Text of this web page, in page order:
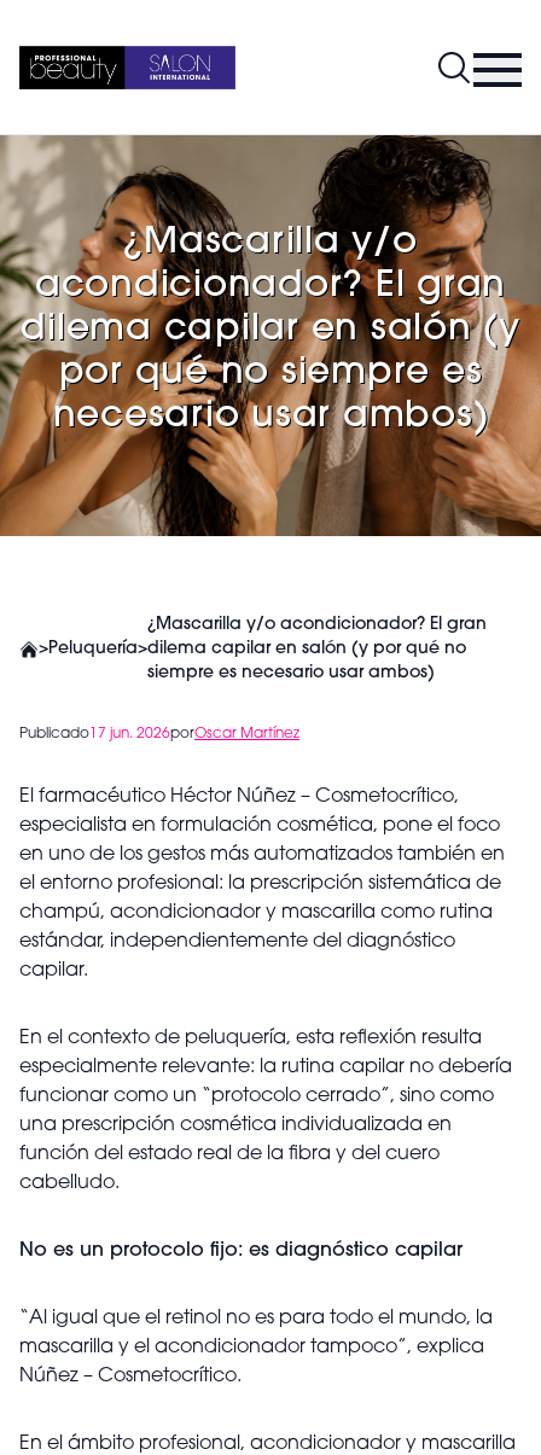
¿Mascarilla y/o
acondicionador? El gran
dilema capilar en salón (y
por qué no siempre es
necesario usar ambos)
>Peluquería>
¿Mascarilla y/o acondicionador? El gran
dilema capilar en salón (y por qué no
siempre es necesario usar ambos)
Publicado 17 jun. 2026porOscar Martínez
El farmacéutico Héctor Núñez – Cosmetocrítico,
especialista en formulación cosmética, pone el foco
en uno de los gestos más automatizados también en
el entorno profesional: la prescripción sistemática de
champú, acondicionador y mascarilla como rutina
estándar, independientemente del diagnóstico
capilar.
En el contexto de peluquería, esta reflexión resulta
especialmente relevante: la rutina capilar no debería
funcionar como un “protocolo cerrado”, sino como
una prescripción cosmética individualizada en
función del estado real de la fibra y del cuero
cabelludo.
No es un protocolo fijo: es diagnóstico capilar
“Al igual que el retinol no es para todo el mundo, la
mascarilla y el acondicionador tampoco”, explica
Núñez – Cosmetocrítico.
En el ámbito profesional, acondicionador y mascarilla